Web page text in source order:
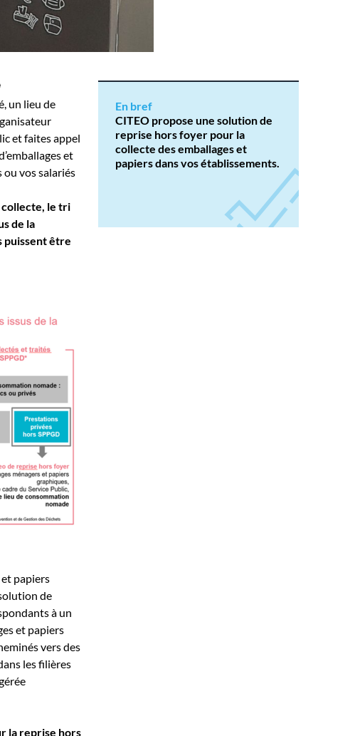
un lieu de
et faites appel
et
vos salariés
collecte, le tri
de la
puissent être
papiers
de
à un
et papiers
vers des
les filières
la reprise hors
En bref
CITEO propose une solution de
reprise hors foyer pour la
collecte des emballages et
papiers dans vos établissements.